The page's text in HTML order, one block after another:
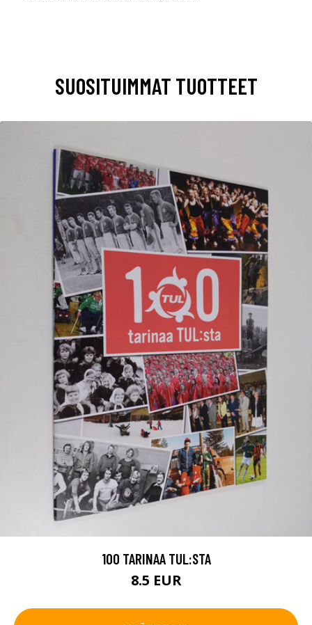
SUOSITUIMMAT TUOTTEET
100 TARINAA TUL:STA
8.5 EUR